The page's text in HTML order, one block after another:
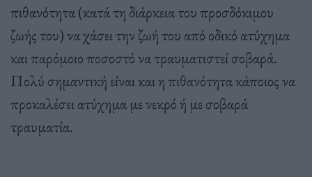
πιθανότητα (κατά τη διάρκεια του προσδόκιμου
ζωής του) να χάσει την ζωή του από οδικό ατύχημα
και παρόμοιο ποσοστό να τραυματιστεί σοβαρά.
Πολύ σημαντική είναι και η πιθανότητα κάποιος να
προκαλέσει ατύχημα με νεκρό ή με σοβαρά
τραυματία.